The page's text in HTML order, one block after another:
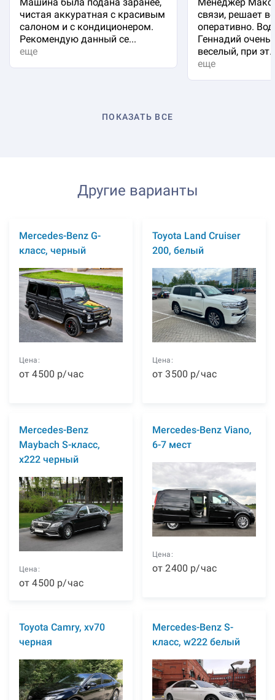
чистая аккуратная с красивым
салоном и с кондиционером.
Рекомендую данный се...
еще
связи, решает
оперативно.
Геннадий очень
веселый, при
еще
ПОКАЗАТЬ ВСЕ
Другие варианты
Mercedes-Benz G-
класс, черный
Цена:
от4500 р/час
Toyota Land Cruiser
200, белый
Цена:
от3500 р/час
Mercedes-Benz
Maybach S-класс,
x222 черный
Цена:
от4500 р/час
Mercedes-Benz Viano,
6-7 мест
Цена:
от2400 р/час
Toyota Camry, xv70
черная
Mercedes-Benz S-
класс, w222 белый